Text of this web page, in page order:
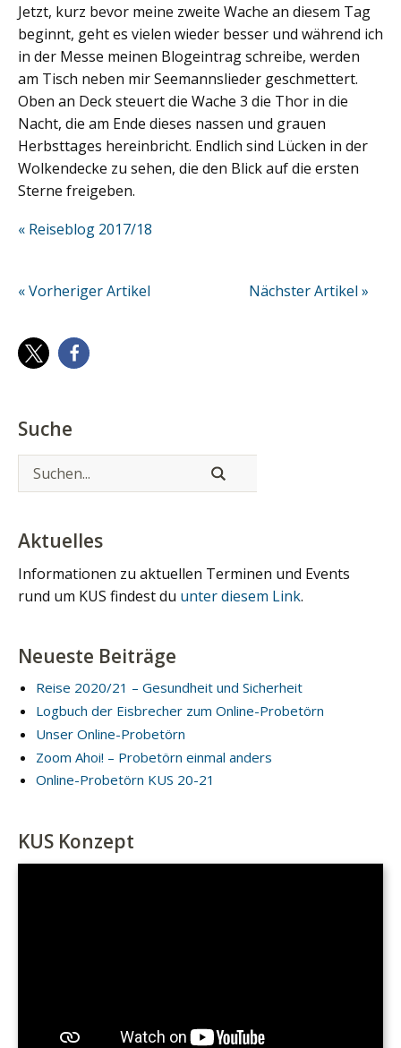
Jetzt, kurz bevor meine zweite Wache an diesem Tag
beginnt, geht es vielen wieder besser und während ich
in der Messe meinen Blogeintrag schreibe, werden
am Tisch neben mir Seemannslieder geschmettert.
Oben an Deck steuert die Wache 3 die Thor in die
Nacht, die am Ende dieses nassen und grauen
Herbsttages hereinbricht. Endlich sind Lücken in der
Wolkendecke zu sehen, die den Blick auf die ersten
Sterne freigeben.
« Reiseblog 2017/18
Nächster Artikel »
« Vorheriger Artikel
Suche
Aktuelles
Informationen zu aktuellen Terminen und Events
rund um KUS findest du unter diesem Link.
Neueste Beiträge
Reise 2020/21 – Gesundheit und Sicherheit
Logbuch der Eisbrecher zum Online-Probetörn
Unser Online-Probetörn
Zoom Ahoi! – Probetörn einmal anders
Online-Probetörn KUS 20-21
KUS Konzept